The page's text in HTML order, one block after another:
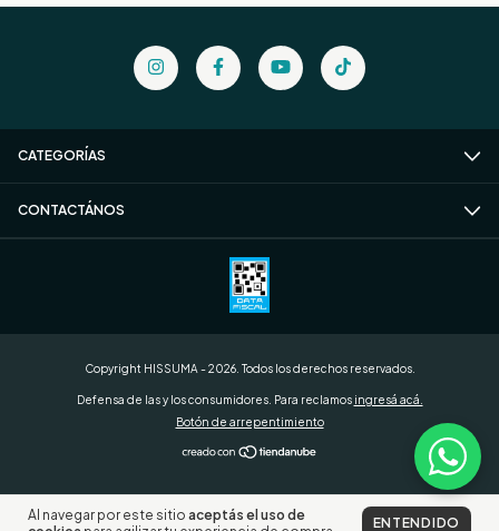
Al navegar por este sitio aceptás el uso de
ENTENDIDO
CATEGORÍAS
CONTACTÁNOS
Copyright HISSUMA - 2026. Todos los derechos reservados.
Defensa de las y los consumidores. Para reclamos ingresá acá.
Botón de arrepentimiento